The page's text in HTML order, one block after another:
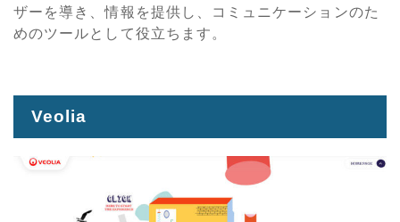
ザーを導き、情報を提供し、コミュニケーションのた
めのツールとして役立ちます。
Veolia